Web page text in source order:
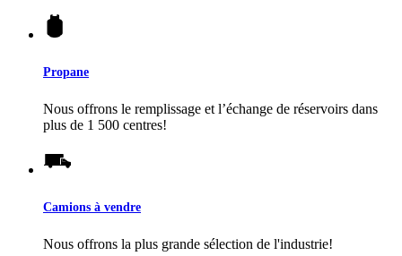
Propane
Nous offrons le remplissage et l’échange de réservoirs dans
plus de 1 500 centres!
Camions à vendre
Nous offrons la plus grande sélection de l'industrie!